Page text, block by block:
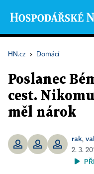
HN.cz › Domácí
Poslanec
cest.
měl nárok
rak, val
2. 3.